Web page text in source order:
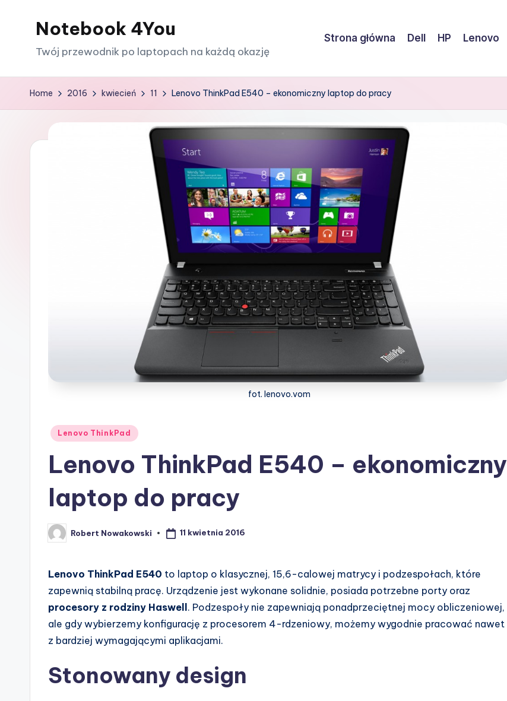
Notebook 4You
Twój przewodnik po laptopach na każdą okazję
Strona główna Dell HP Lenovo
Home 2016 kwiecień 11 Lenovo ThinkPad E540 – ekonomiczny laptop do pracy
fot. lenovo.vom
Posted
Lenovo ThinkPad
Lenovo ThinkPad E540 – ekonomiczny
laptop do pracy
Posted
by
Robert Nowakowski 11 kwietnia 2016
Lenovo ThinkPad E540 to laptop o klasycznej, 15,6-calowej matrycy i podzespołach, które
zapewnią stabilną pracę. Urządzenie jest wykonane solidnie, posiada potrzebne porty oraz
procesory z rodziny Haswell . Podzespoły nie zapewniają ponadprzeciętnej mocy obliczeniowej,
ale gdy wybierzemy konfigurację z procesorem 4-rdzeniowy, możemy wygodnie pracować nawet
z bardziej wymagającymi aplikacjami.
Stonowany design